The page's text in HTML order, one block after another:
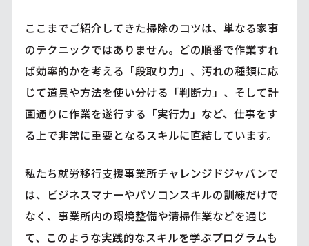
ここまでご紹介してきた掃除のコツは、単なる家事
のテクニックではありません。どの順番で作業すれ
ば効率的かを考える「段取り力」、汚れの種類に応
じて道具や方法を使い分ける「判断力」、そして計
画通りに作業を遂行する「実行力」など、仕事をす
る上で非常に重要となるスキルに直結しています。
私たち就労移行支援事業所チャレンジドジャパンで
は、ビジネスマナーやパソコンスキルの訓練だけで
なく、事業所内の環境整備や清掃作業などを通じ
て、このような実践的なスキルを学ぶプログラムも